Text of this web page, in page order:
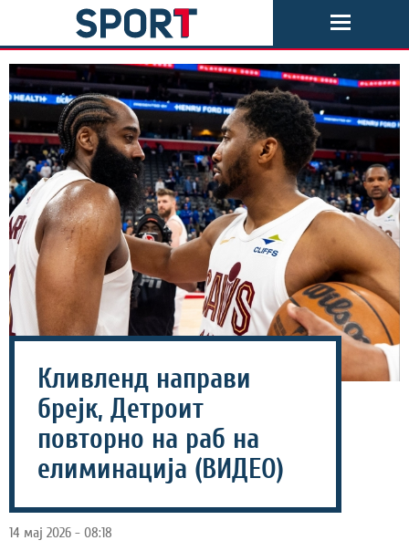
Кливленд направи
брејк, Детроит
повторно на раб на
елиминација (ВИДЕО)
14 мај 2026 - 08:18